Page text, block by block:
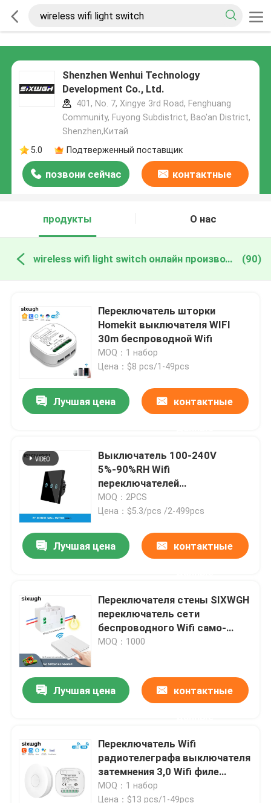
Shenzhen Wenhui Technology
Development Co., Ltd.
401, No. 7, Xingye 3rd Road, Fenghuang
Community, Fuyong Subdistrict, Bao'an District,
Shenzhen,Китай
5.0
Подтверженный поставщик
позвони сейчас контактные
продукты
О нас
wireless wifi light switch онлайн производство (90)
Переключатель шторки
Homekit выключателя WIFI
30m беспроводной Wifi
MOQ：1 набор
Цена：$8 pcs/1-49pcs
Лучшая цена контактные
Выключатель 100-240V
5%-90%RH Wifi
переключателей
беспроводной сети DC AC
MOQ：2PCS
Цена：$5.3/pcs /2-499pcs
Лучшая цена контактные
Переключателя стены SIXWGH
переключатель сети
беспроводного Wifi само-
приведенный в действие
MOQ：1000
Лучшая цена контактные
Переключатель Wifi
радиотелеграфа выключателя
затемнения 3,0 Wifi филе
контролируемый
MOQ：1 набор
Цена：$13 pcs/1-49pcs